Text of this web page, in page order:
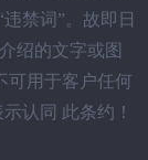
禁词”。故即日
绍的文字或图
可用于客户任何
认同 此条约！